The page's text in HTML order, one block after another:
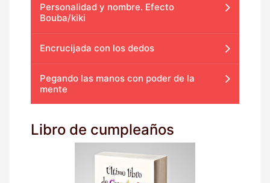
Personalidad y nombre. Efecto
Bouba/kiki
Encrucijada con los dedos
Pegando las manos con poder de la
mente
Libro de cumpleaños